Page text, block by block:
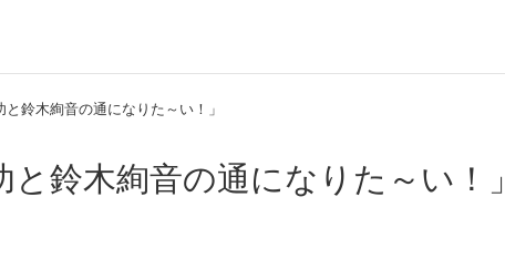
鈴木絢音の通になりた～い！」
鈴木絢音の通になりた～い！」